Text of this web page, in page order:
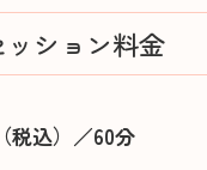
ッション料金
税込）／60分